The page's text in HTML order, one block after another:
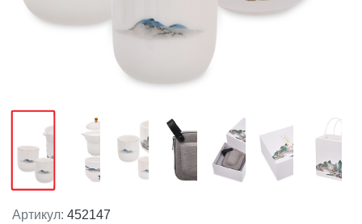
Артикул: 452147